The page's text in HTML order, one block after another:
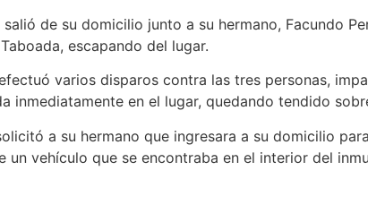
de su domicilio junto a su hermano, Facundo
escapando del lugar.
varios disparos contra las tres personas,
inmediatamente en el lugar, quedando tendido
a su hermano que ingresara a su domicilio
vehículo que se encontraba en el interior del